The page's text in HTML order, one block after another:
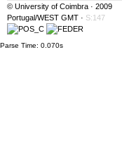
© University of Coimbra · 2009
Portugal/WEST GMT · S:147
Parse Time: 0.070s